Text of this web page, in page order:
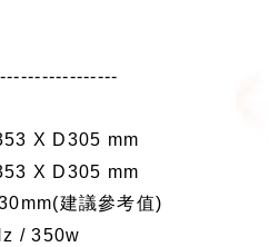
X D305 mm
X D305 mm
建議參考值)
/ 350w